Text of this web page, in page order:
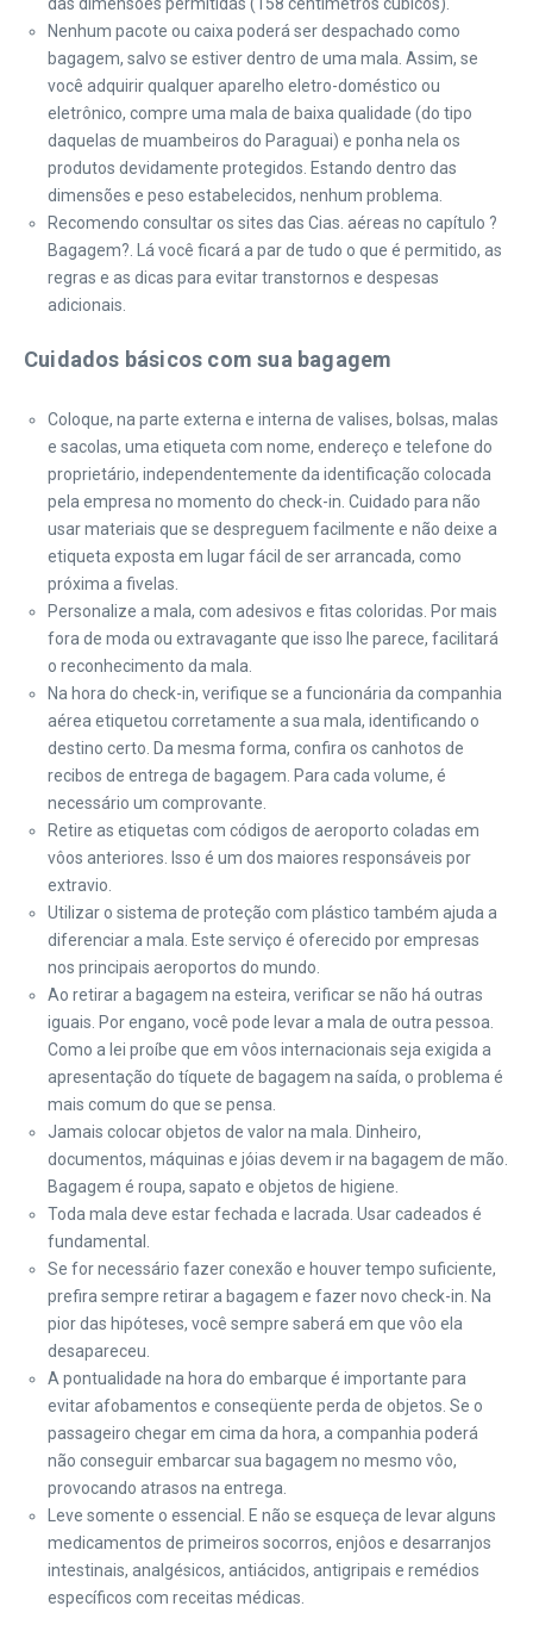
Nenhum pacote ou caixa poderá ser despachado como
bagagem, salvo se estiver dentro de uma mala. Assim, se
você adquirir qualquer aparelho eletro-doméstico ou
eletrônico, compre uma mala de baixa qualidade (do tipo
daquelas de muambeiros do Paraguai) e ponha nela os
produtos devidamente protegidos. Estando dentro das
dimensões e peso estabelecidos, nenhum problema.
Recomendo consultar os sites das Cias. aéreas no capítulo ?
Bagagem?. Lá você ficará a par de tudo o que é permitido, as
regras e as dicas para evitar transtornos e despesas
adicionais.
Cuidados básicos com sua bagagem
Coloque, na parte externa e interna de valises, bolsas, malas
e sacolas, uma etiqueta com nome, endereço e telefone do
proprietário, independentemente da identificação colocada
pela empresa no momento do check-in. Cuidado para não
usar materiais que se despreguem facilmente e não deixe a
etiqueta exposta em lugar fácil de ser arrancada, como
próxima a fivelas.
Personalize a mala, com adesivos e fitas coloridas. Por mais
fora de moda ou extravagante que isso lhe parece, facilitará
o reconhecimento da mala.
Na hora do check-in, verifique se a funcionária da companhia
aérea etiquetou corretamente a sua mala, identificando o
destino certo. Da mesma forma, confira os canhotos de
recibos de entrega de bagagem. Para cada volume, é
necessário um comprovante.
Retire as etiquetas com códigos de aeroporto coladas em
vôos anteriores. Isso é um dos maiores responsáveis por
extravio.
Utilizar o sistema de proteção com plástico também ajuda a
diferenciar a mala. Este serviço é oferecido por empresas
nos principais aeroportos do mundo.
Ao retirar a bagagem na esteira, verificar se não há outras
iguais. Por engano, você pode levar a mala de outra pessoa.
Como a lei proíbe que em vôos internacionais seja exigida a
apresentação do tíquete de bagagem na saída, o problema é
mais comum do que se pensa.
Jamais colocar objetos de valor na mala. Dinheiro,
documentos, máquinas e jóias devem ir na bagagem de mão.
Bagagem é roupa, sapato e objetos de higiene.
Toda mala deve estar fechada e lacrada. Usar cadeados é
fundamental.
Se for necessário fazer conexão e houver tempo suficiente,
prefira sempre retirar a bagagem e fazer novo check-in. Na
pior das hipóteses, você sempre saberá em que vôo ela
desapareceu.
A pontualidade na hora do embarque é importante para
evitar afobamentos e conseqüente perda de objetos. Se o
passageiro chegar em cima da hora, a companhia poderá
não conseguir embarcar sua bagagem no mesmo vôo,
provocando atrasos na entrega.
Leve somente o essencial. E não se esqueça de levar alguns
medicamentos de primeiros socorros, enjôos e desarranjos
intestinais, analgésicos, antiácidos, antigripais e remédios
específicos com receitas médicas.